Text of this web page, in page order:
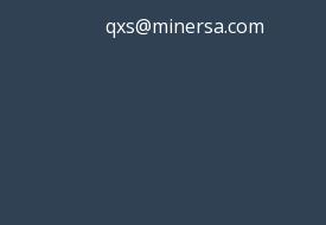
qxs@minersa.com